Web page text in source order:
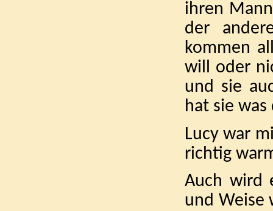
ihren
der
kommen
will oder
und sie
hat sie
Lucy war
richtig
Auch wird
und Weise